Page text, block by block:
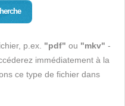
p.ex. "pdf" ou "mkv" -
immédiatement à la
ce type de fichier dans